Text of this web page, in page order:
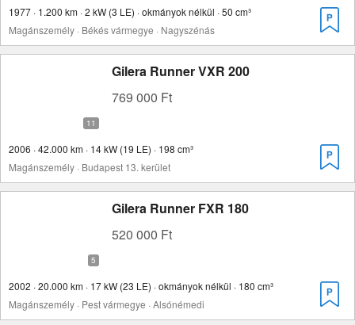
1977 · 1.200 km · 2 kW (3 LE) · okmányok nélkül · 50 cm³
Magánszemély · Békés vármegye · Nagyszénás
Gilera Runner VXR 200
769 000 Ft
2006 · 42.000 km · 14 kW (19 LE) · 198 cm³
Magánszemély · Budapest 13. kerület
Gilera Runner FXR 180
520 000 Ft
2002 · 20.000 km · 17 kW (23 LE) · okmányok nélkül · 180 cm³
Magánszemély · Pest vármegye · Alsónémedi